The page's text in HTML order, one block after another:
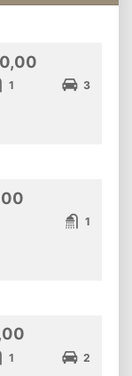
1 3
1
1 2